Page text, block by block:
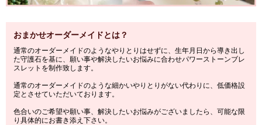
おまかせオーダーメイドとは？
通常のオーダーメイドのようなやりとりはせずに、生年月日から導き出し
た守護石を基に、願い事や解決したいお悩みに合わせパワーストーンブレ
スレットを制作致します。
通常のオーダーメイドのような細かいやりとりがない代わりに、低価格設
定とさせていただいております。
色合いのご希望や願い事、解決したいお悩みがございましたら、可能な限
り具体的にお書き添え下さい。